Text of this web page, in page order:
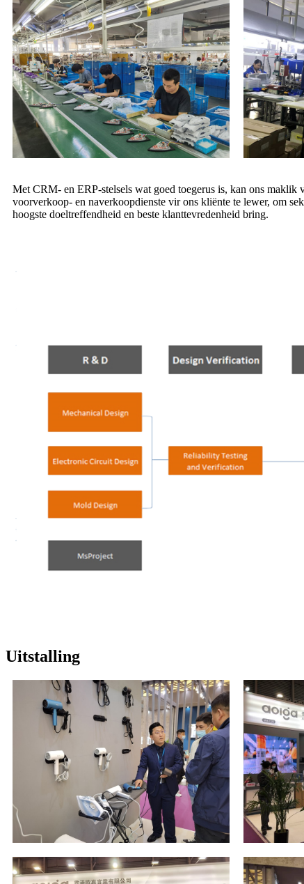
Met CRM- en ERP-stelsels wat goed toegerus is, kan ons maklik
voorverkoop- en naverkoopdienste vir ons kliënte te lewer, om
hoogste doeltreffendheid en beste klanttevredenheid bring.
Uitstalling